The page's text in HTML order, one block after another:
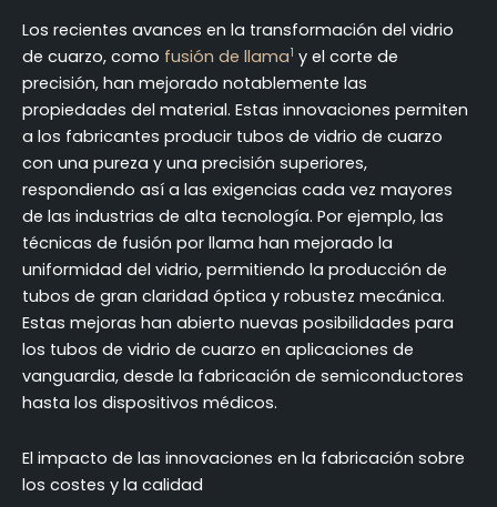
Los recientes avances en la transformación del vidrio
de cuarzo, como fusión de llama1 y el corte de
precisión, han mejorado notablemente las
propiedades del material. Estas innovaciones permiten
a los fabricantes producir tubos de vidrio de cuarzo
con una pureza y una precisión superiores,
respondiendo así a las exigencias cada vez mayores
de las industrias de alta tecnología. Por ejemplo, las
técnicas de fusión por llama han mejorado la
uniformidad del vidrio, permitiendo la producción de
tubos de gran claridad óptica y robustez mecánica.
Estas mejoras han abierto nuevas posibilidades para
los tubos de vidrio de cuarzo en aplicaciones de
vanguardia, desde la fabricación de semiconductores
hasta los dispositivos médicos.
El impacto de las innovaciones en la fabricación sobre
los costes y la calidad